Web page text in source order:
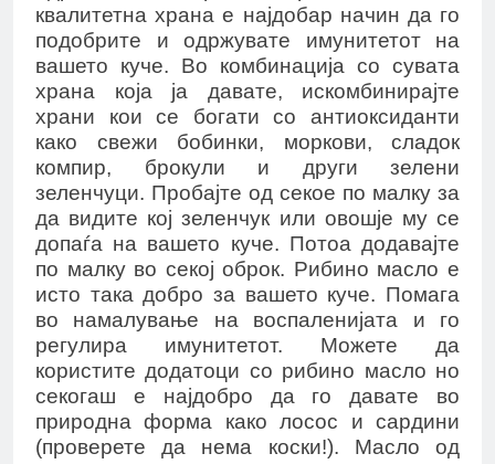
квалитетна храна е најдобар начин да го
подобрите и одржувате имунитетот на
вашето куче. Во комбинација со сувата
храна која ја давате, искомбинирајте
храни кои се богати со антиоксиданти
како свежи бобинки, моркови, сладок
компир, брокули и други зелени
зеленчуци. Пробајте од секое по малку за
да видите кој зеленчук или овошје му се
допаѓа на вашето куче. Потоа додавајте
по малку во секој оброк. Рибино масло е
исто така добро за вашето куче. Помага
во намалување на воспаленијата и го
регулира имунитетот. Можете да
користите додатоци со рибино масло но
секогаш е најдобро да го давате во
природна форма како лосос и сардини
(проверете да нема коски!). Масло од